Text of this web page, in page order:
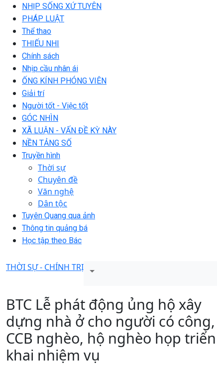
NHỊP SỐNG XỨ TUYÊN
PHÁP LUẬT
Thể thao
THIẾU NHI
Chính sách
Nhịp cầu nhân ái
ỐNG KÍNH PHÓNG VIÊN
Giải trí
Người tốt - Việc tốt
GÓC NHÌN
XÃ LUẬN - VẤN ĐỀ KỲ NÀY
NỀN TẢNG SỐ
Truyền hình
Thời sự
Chuyên đề
Văn nghệ
Dân tộc
Tuyên Quang qua ảnh
Thông tin quảng bá
Học tập theo Bác
THỜI SỰ - CHÍNH TRỊ
BTC Lễ phát động ủng hộ xây
dựng nhà ở cho người có công,
CCB nghèo, hộ nghèo họp triển
khai nhiệm vụ